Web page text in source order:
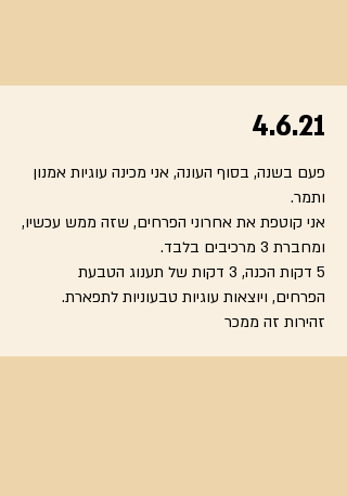
4.6.21
פעם בשנה, בסוף העונה, אני מכינה עוגיות אמנון
ותמר.
אני קוטפת את אחרוני הפרחים, שזה ממש עכשיו,
ומחברת 3 מרכיבים בלבד.
5 דקות הכנה, 3 דקות של תענוג הטבעת
הפרחים, ויוצאות עוגיות טבעוניות לתפארת.
זהירות זה ממכר